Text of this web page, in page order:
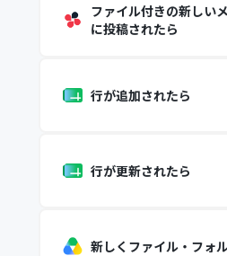
ファイル付きの新しい
に投稿されたら
行が追加されたら
行が更新されたら
新しくファイル・フォ